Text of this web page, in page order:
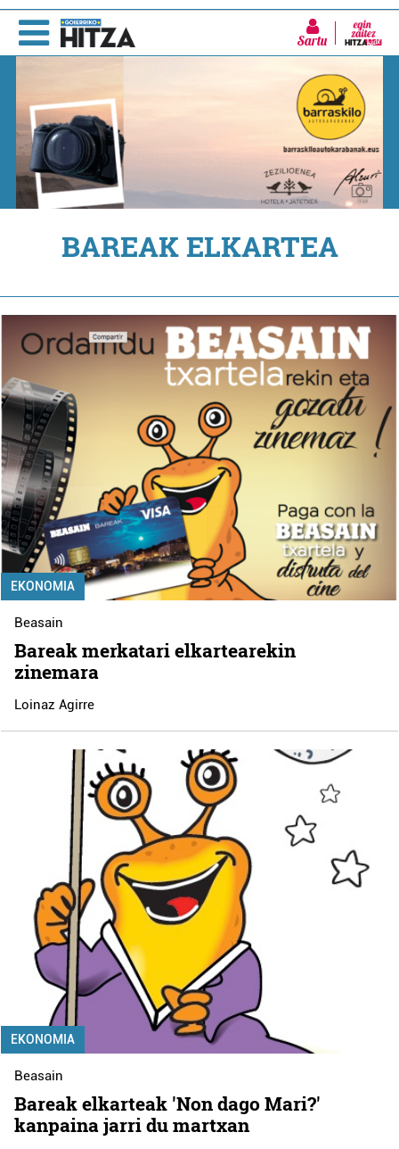
Sartu
BAREAK ELKARTEA
EKONOMIA
Beasain
Bareak merkatari elkartearekin
zinemara
Loinaz Agirre
EKONOMIA
Beasain
Bareak elkarteak 'Non dago Mari?'
kanpaina jarri du martxan